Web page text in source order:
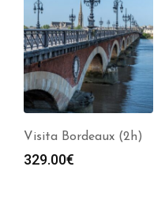
Visita Bordeaux (2h)
329.00€